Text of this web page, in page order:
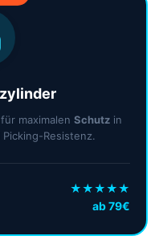
maximalen Schutzin
Resistenz.
★★★★★
ab 79€